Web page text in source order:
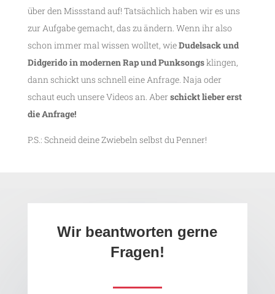
über den Missstand auf! Tatsächlich haben wir es uns
zur Aufgabe gemacht, das zu ändern. Wenn ihr also
schon immer mal wissen wolltet, wieDudelsack und
Didgerido in modernen Rap und Punksongsklingen,
dann schickt uns schnell eine Anfrage. Naja oder
schaut euch unsere Videos an. Aber schickt lieber erst
die Anfrage!
P.S.: Schneid deine Zwiebeln selbst du Penner!
Wir beantworten gerne
Fragen!